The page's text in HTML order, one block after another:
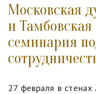
Московская
и Тамбовская
семинария
27 февраля в